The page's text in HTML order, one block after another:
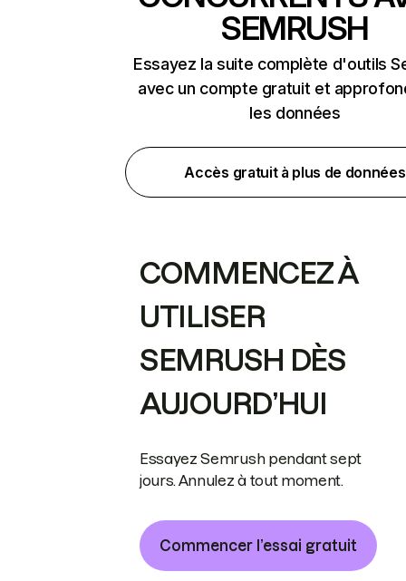
SEMRUSH
Essayez la suite complète d'outils
avec un compte gratuit et
les données
Accès gratuit à plus de données
COMMENCEZ À
UTILISER
SEMRUSH DÈS
AUJOURD’HUI
Essayez Semrush pendant sept
jours. Annulez à tout moment.
Commencer l’essai gratuit